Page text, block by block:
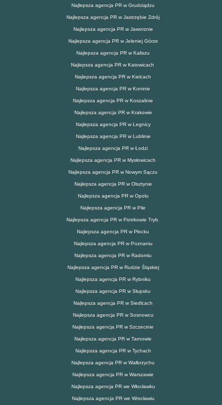
Najlepsza agencja PR w Grudziądzu
Najlepsza agencja PR w Jastrzębie Zdrój
Najlepsza agencja PR w Jaworznie
Najlepsza agencja PR w Jeleniej Górze
Najlepsza agencja PR w Kaliszu
Najlepsza agencja PR w Katowicach
Najlepsza agencja PR w Kielcach
Najlepsza agencja PR w Koninie
Najlepsza agencja PR w Koszalinie
Najlepsza agencja PR w Krakowie
Najlepsza agencja PR w Legnicy
Najlepsza agencja PR w Lublinie
Najlepsza agencja PR w Łodzi
Najlepsza agencja PR w Mysłowicach
Najlepsza agencja PR w Nowym Sączu
Najlepsza agencja PR w Olsztynie
Najlepsza agencja PR w Opolu
Najlepsza agencja PR w Pile
Najlepsza agencja PR w Piotrkowie Tryb.
Najlepsza agencja PR w Płocku
Najlepsza agencja PR w Poznaniu
Najlepsza agencja PR w Radomiu
Najlepsza agencja PR w Rudzie Śląskiej
Najlepsza agencja PR w Rybniku
Najlepsza agencja PR w Słupsku
Najlepsza agencja PR w Siedlcach
Najlepsza agencja PR w Sosnowcu
Najlepsza agencja PR w Szczecinie
Najlepsza agencja PR w Tarnowie
Najlepsza agencja PR w Tychach
Najlepsza agencja PR w Wałbrzychu
Najlepsza agencja PR w Warszawie
Najlepsza agencja PR we Włocławku
Najlepsza agencja PR we Wrocławiu